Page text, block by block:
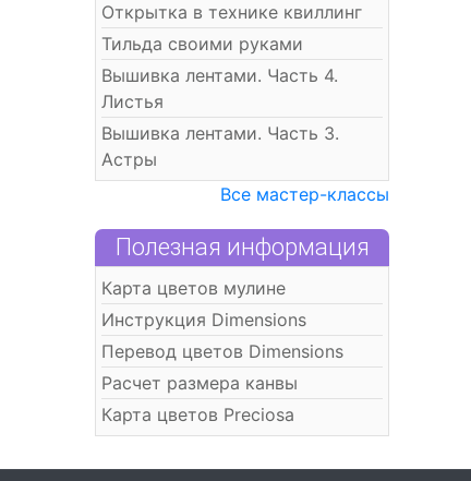
Открытка в технике квиллинг
Тильда своими руками
Вышивка лентами. Часть 4.
Листья
Вышивка лентами. Часть 3.
Астры
Все мастер-классы
Полезная информация
Карта цветов мулине
Инструкция Dimensions
Перевод цветов Dimensions
Расчет размера канвы
Карта цветов Preciosa